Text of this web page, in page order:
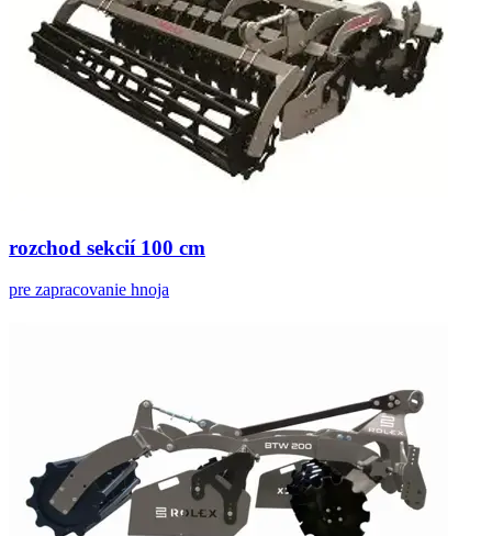
rozchod sekcií 100 cm
pre zapracovanie hnoja